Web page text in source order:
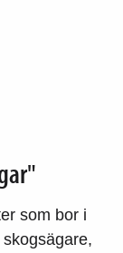
som bor i